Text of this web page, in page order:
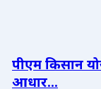
पीएम किसान
आधार...